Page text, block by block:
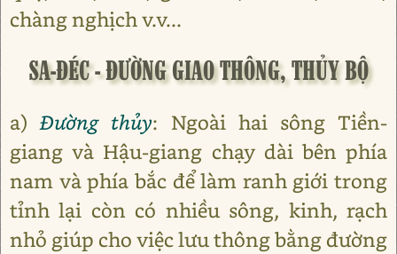
chàng nghịch v.v...
SA-ĐÉC - ĐƯỜNG GIAO THÔNG, THỦY BỘ
a)Đường thủy: Ngoài hai sông Tiền-
giang và Hậu-giang chạy dài bên phía
nam và phía bắc để làm ranh giới trong
tỉnh lại còn có nhiều sông, kinh, rạch
nhỏ giúp cho việc lưu thông bằng đường